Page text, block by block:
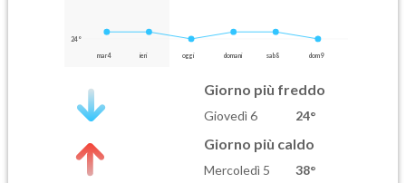
24°
mar 4 ieri oggi domani sab 8 dom 9
Giorno più freddo
Giovedì 6 24°
Giorno più caldo
Mercoledì 5 38°